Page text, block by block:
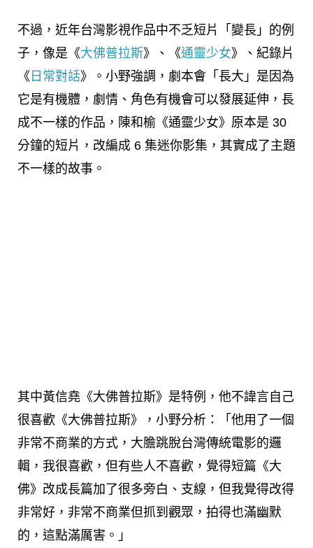
不過，近年台灣影視作品中不乏短片「變長」的例
子，像是《大佛普拉斯》、《通靈少女》、紀錄片
《 日常對話》。小野強調，劇本會「長大」是因為
它是有機體，劇情、角色有機會可以發展延伸，長
成不一樣的作品，陳和榆《通靈少女》原本是 30
分鐘的短片，改編成 6 集迷你影集，其實成了主題
不一樣的故事。
其中黃信堯《大佛普拉斯》是特例，他不諱言自己
很喜歡《大佛普拉斯》，小野分析：「他用了一個
非常不商業的方式，大膽跳脫台灣傳統電影的邏
輯，我很喜歡，但有些人不喜歡，覺得短篇《大
佛》改成長篇加了很多旁白、支線，但我覺得改得
非常好，非常不商業但抓到觀眾，拍得也滿幽默
的，這點滿厲害。」